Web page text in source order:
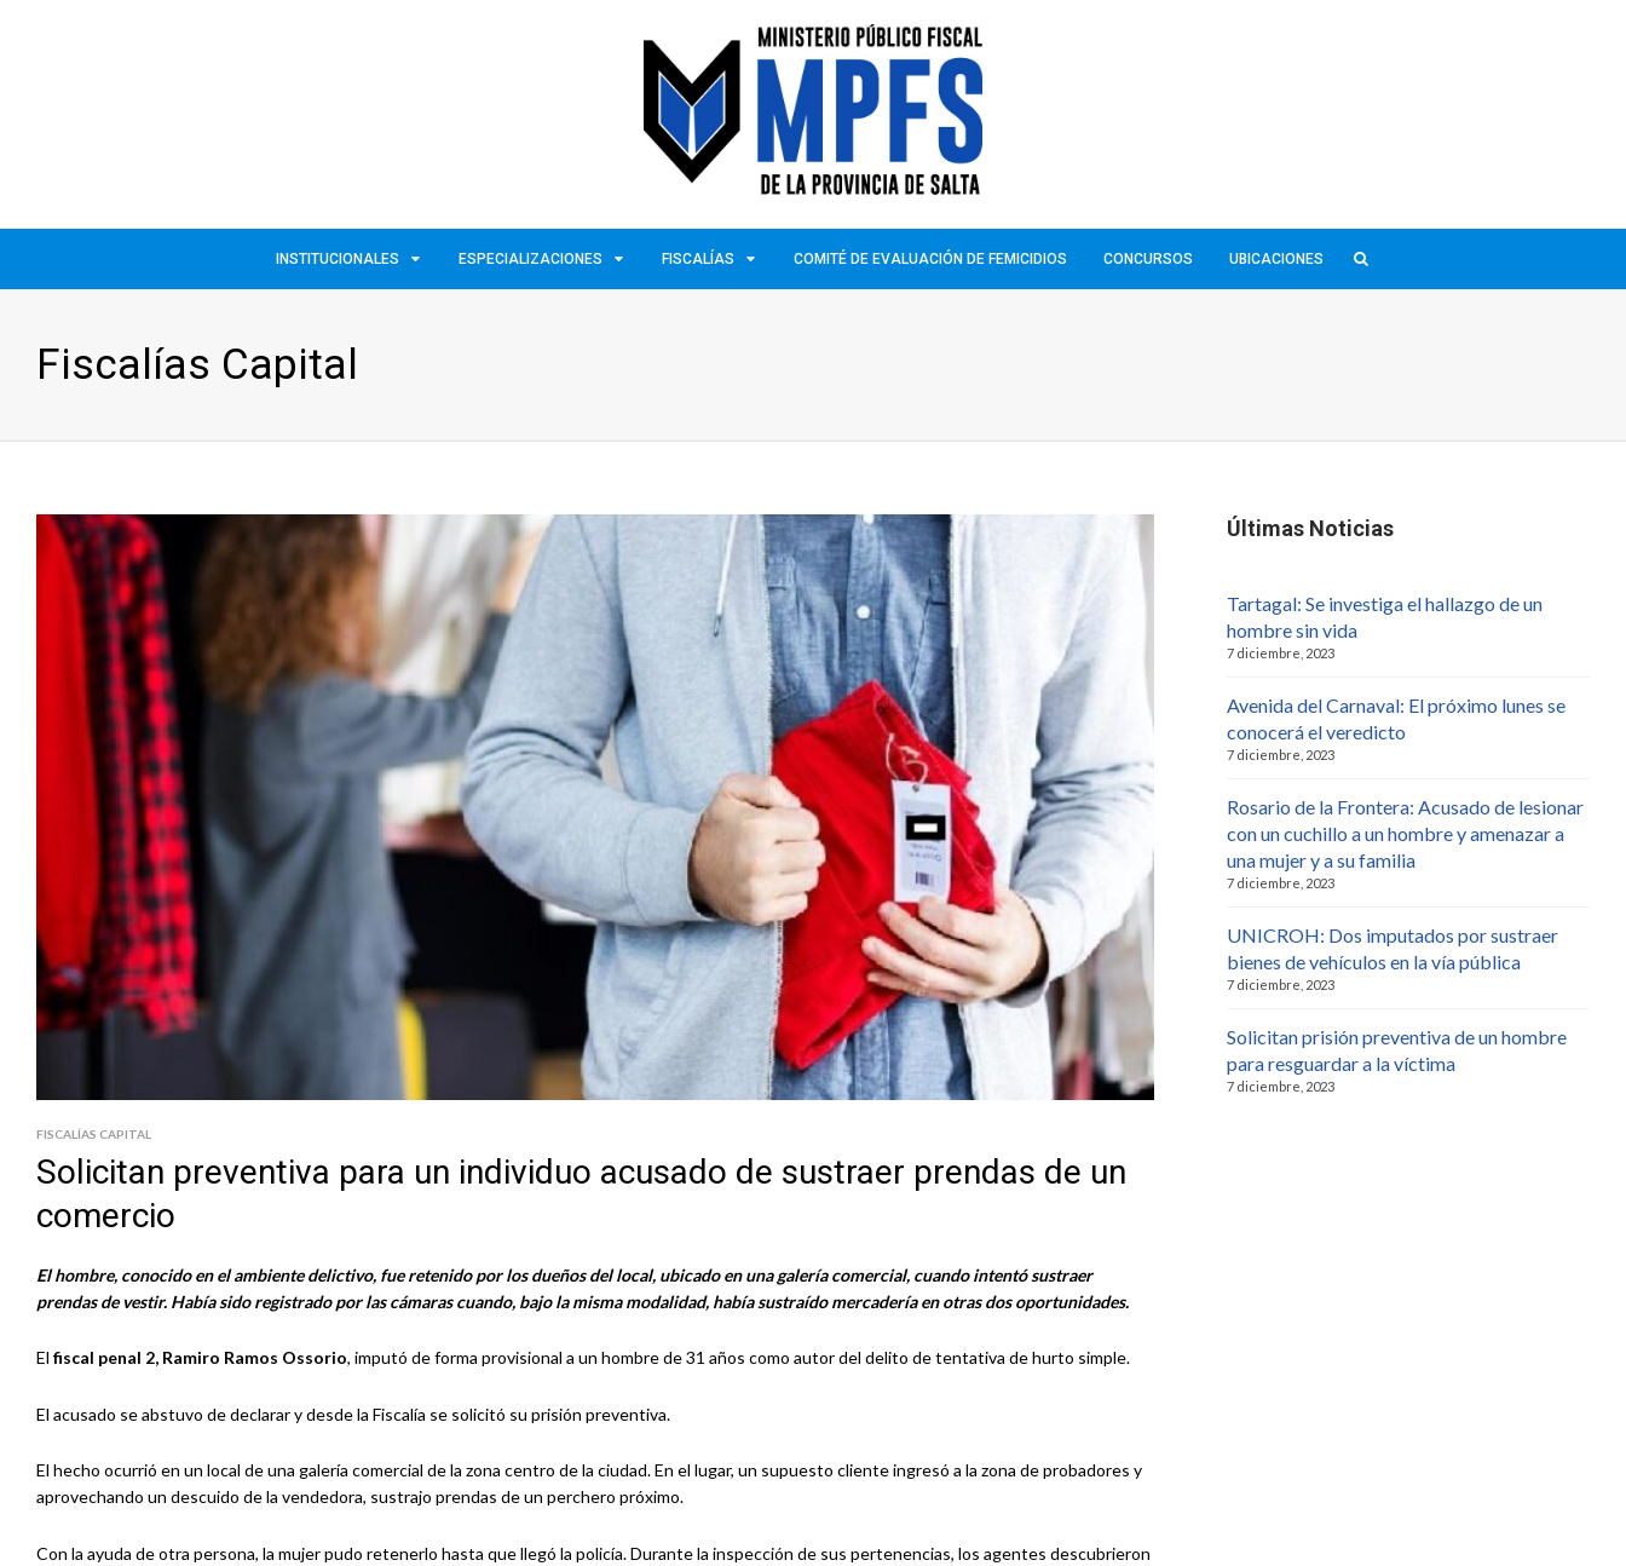
INSTITUCIONALES ESPECIALIZACIONES FISCALÍAS COMITÉ DE EVALUACIÓN DE FEMICIDIOS CONCURSOS UBICACIONES
Fiscalías Capital
FISCALÍAS CAPITAL
Solicitan preventiva para un individuo acusado de sustraer prendas de un
comercio
El hombre, conocido en el ambiente delictivo, fue retenido por los dueños del local, ubicado en una galería comercial, cuando intentó sustraer
prendas de vestir. Había sido registrado por las cámaras cuando, bajo la misma modalidad, había sustraído mercadería en otras dos oportunidades.
El fiscal penal 2, Ramiro Ramos Ossorio, imputó de forma provisional a un hombre de 31 años como autor del delito de tentativa de hurto simple.
El acusado se abstuvo de declarar y desde la Fiscalía se solicitó su prisión preventiva.
El hecho ocurrió en un local de una galería comercial de la zona centro de la ciudad. En el lugar, un supuesto cliente ingresó a la zona de probadores y
aprovechando un descuido de la vendedora, sustrajo prendas de un perchero próximo.
Con la ayuda de otra persona, la mujer pudo retenerlo hasta que llegó la policía. Durante la inspección de sus pertenencias, los agentes descubrieron
Últimas Noticias
Tartagal: Se investiga el hallazgo de un
hombre sin vida
7 diciembre, 2023
Avenida del Carnaval: El próximo lunes se
conocerá el veredicto
7 diciembre, 2023
Rosario de la Frontera: Acusado de lesionar
con un cuchillo a un hombre y amenazar a
una mujer y a su familia
7 diciembre, 2023
UNICROH: Dos imputados por sustraer
bienes de vehículos en la vía pública
7 diciembre, 2023
Solicitan prisión preventiva de un hombre
para resguardar a la víctima
7 diciembre, 2023